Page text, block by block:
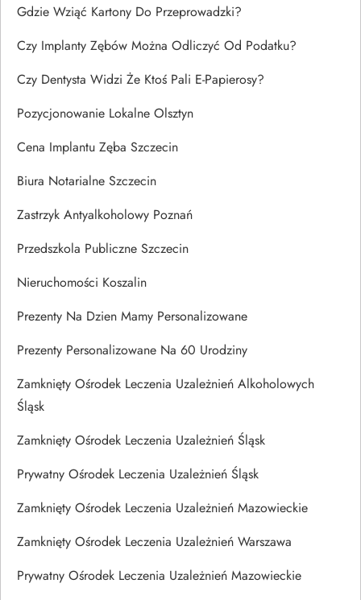
Gdzie Wziąć Kartony Do Przeprowadzki?
Czy Implanty Zębów Można Odliczyć Od Podatku?
Czy Dentysta Widzi Że Ktoś Pali E-Papierosy?
Pozycjonowanie Lokalne Olsztyn
Cena Implantu Zęba Szczecin
Biura Notarialne Szczecin
Zastrzyk Antyalkoholowy Poznań
Przedszkola Publiczne Szczecin
Nieruchomości Koszalin
Prezenty Na Dzien Mamy Personalizowane
Prezenty Personalizowane Na 60 Urodziny
Zamknięty Ośrodek Leczenia Uzależnień Alkoholowych
Śląsk
Zamknięty Ośrodek Leczenia Uzależnień Śląsk
Prywatny Ośrodek Leczenia Uzależnień Śląsk
Zamknięty Ośrodek Leczenia Uzależnień Mazowieckie
Zamknięty Ośrodek Leczenia Uzależnień Warszawa
Prywatny Ośrodek Leczenia Uzależnień Mazowieckie